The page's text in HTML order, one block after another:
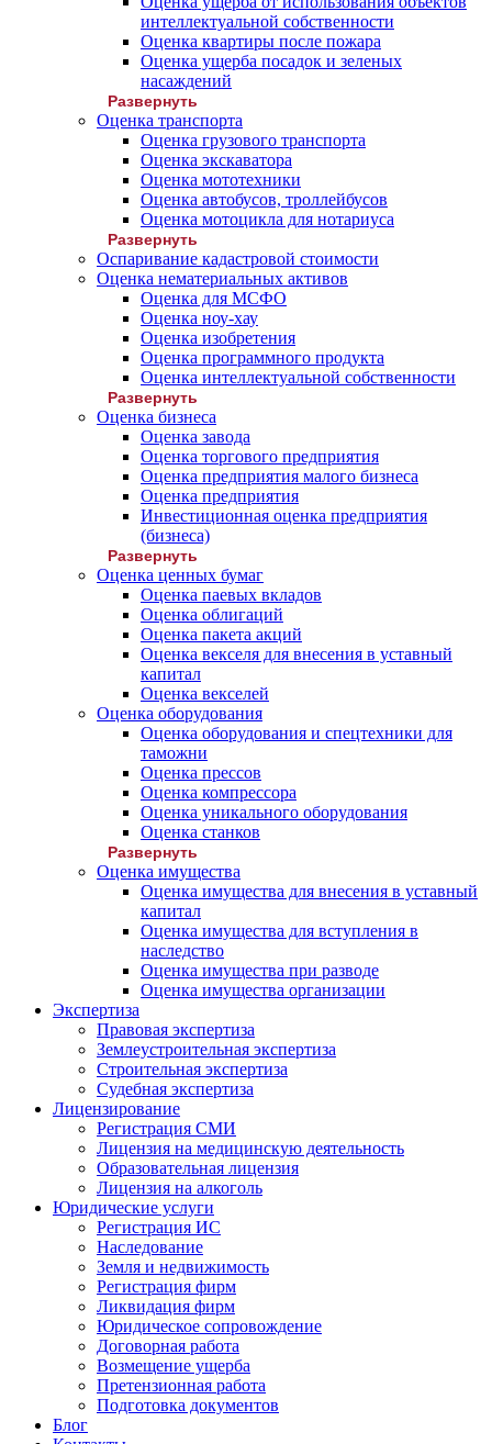
интеллектуальной собственности
Оценка квартиры после пожара
Оценка ущерба посадок и зеленых
насаждений
Развернуть
Оценка транспорта
Оценка грузового транспорта
Оценка экскаватора
Оценка мототехники
Оценка автобусов, троллейбусов
Оценка мотоцикла для нотариуса
Развернуть
Оспаривание кадастровой стоимости
Оценка нематериальных активов
Оценка для МСФО
Оценка ноу-хау
Оценка изобретения
Оценка программного продукта
Оценка интеллектуальной собственности
Развернуть
Оценка бизнеса
Оценка завода
Оценка торгового предприятия
Оценка предприятия малого бизнеса
Оценка предприятия
Инвестиционная оценка предприятия
(бизнеса)
Развернуть
Оценка ценных бумаг
Оценка паевых вкладов
Оценка облигаций
Оценка пакета акций
Оценка векселя для внесения в уставный
капитал
Оценка векселей
Оценка оборудования
Оценка оборудования и спецтехники для
таможни
Оценка прессов
Оценка компрессора
Оценка уникального оборудования
Оценка станков
Развернуть
Оценка имущества
Оценка имущества для внесения в уставный
капитал
Оценка имущества для вступления в
наследство
Оценка имущества при разводе
Оценка имущества организации
Экспертиза
Правовая экспертиза
Землеустроительная экспертиза
Строительная экспертиза
Судебная экспертиза
Лицензирование
Регистрация СМИ
Лицензия на медицинскую деятельность
Образовательная лицензия
Лицензия на алкоголь
Юридические услуги
Регистрация ИС
Наследование
Земля и недвижимость
Регистрация фирм
Ликвидация фирм
Юридическое сопровождение
Договорная работа
Возмещение ущерба
Претензионная работа
Подготовка документов
Блог